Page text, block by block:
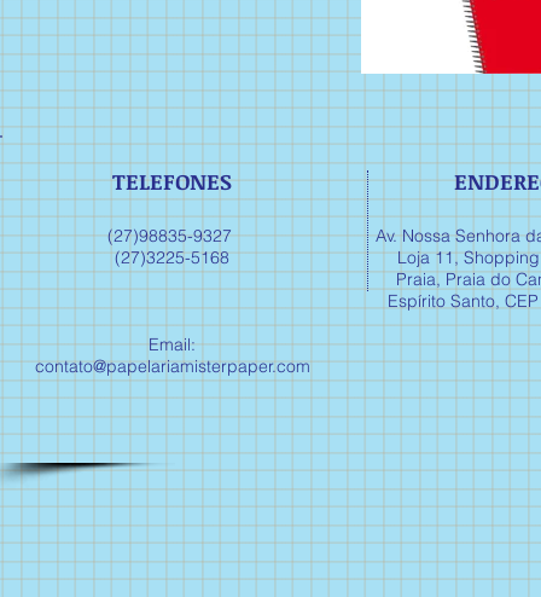
TELEFONES
(27)98835-9327
(27)3225-5168
Email:
contato@papelariamisterpaper.com
Av. Nossa Senhora
Loja 11,
Praia, Praia do
Espírito Santo,